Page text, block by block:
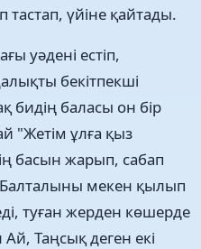
тастап, үйіне қайтады.
уәдені естіп,
бекітпекші
бидің баласы он бір
"Жетім ұлға қыз
басын жарып, сабап
мекен қылып
туған жерден көшерде
Таңсық деген екі